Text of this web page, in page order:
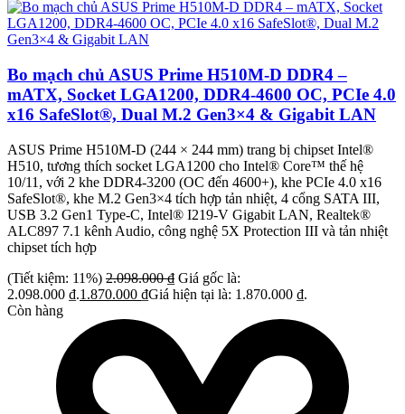
Bo mạch chủ ASUS Prime H510M-D DDR4 –
mATX, Socket LGA1200, DDR4-4600 OC, PCIe 4.0
x16 SafeSlot®, Dual M.2 Gen3×4 & Gigabit LAN
ASUS Prime H510M-D (244 × 244 mm) trang bị chipset Intel®
H510, tương thích socket LGA1200 cho Intel® Core™ thế hệ
10/11, với 2 khe DDR4-3200 (OC đến 4600+), khe PCIe 4.0 x16
SafeSlot®, khe M.2 Gen3×4 tích hợp tản nhiệt, 4 cổng SATA III,
USB 3.2 Gen1 Type-C, Intel® I219-V Gigabit LAN, Realtek®
ALC897 7.1 kênh Audio, công nghệ 5X Protection III và tản nhiệt
chipset tích hợp
(Tiết kiệm: 11%) 2.098.000₫ Giá gốc là:
2.098.000 ₫.1.870.000 ₫Giá hiện tại là: 1.870.000 ₫.
Còn hàng